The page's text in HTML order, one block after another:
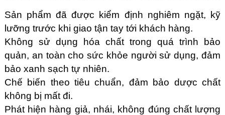
Sản phẩm đã được kiểm định nghiêm ngặt, kỹ
lưỡng trước khi giao tận tay tới khách hàng.
Không sử dụng hóa chất trong quá trình bảo
quản, an toàn cho sức khỏe người sử dụng, đảm
bảo xanh sạch tự nhiên.
Chế biến theo tiêu chuẩn, đảm bảo dược chất
không bị mất đi.
Phát hiện hàng giả, nhái, không đúng chất lượng